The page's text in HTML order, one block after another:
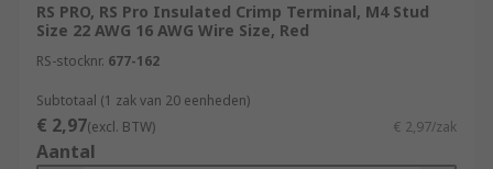
RS PRO, RS Pro Insulated Crimp Terminal, M4 Stud
Size 22 AWG 16 AWG Wire Size, Red
RS-stocknr. 677-162
Subtotaal (1 zak van 20 eenheden)
€ 2,97(excl. BTW) € 2,97/zak
Aantal